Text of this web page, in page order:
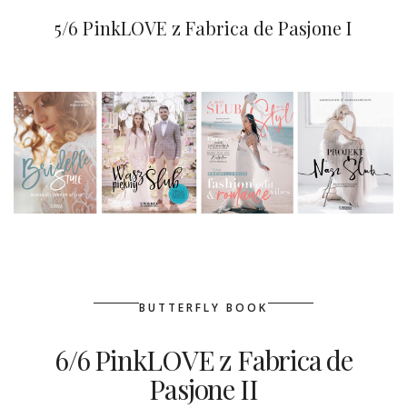
6/6 PinkLOVE z Fabrica de Pasjone II
5/6 PinkLOVE z Fabrica de Pasjone I
BUTTERFLY BOOK
6/6 PinkLOVE z Fabrica de
Pasjone II